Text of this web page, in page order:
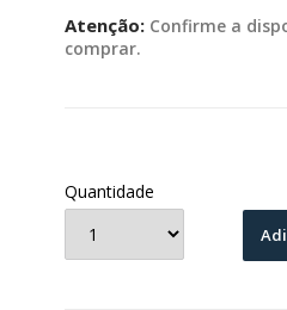
Atenção: Confirme a
comprar.
Quantidade